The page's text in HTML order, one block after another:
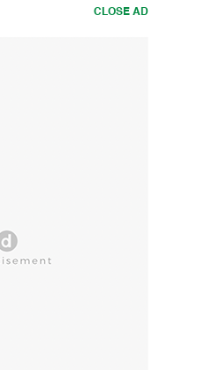
CLOSE AD